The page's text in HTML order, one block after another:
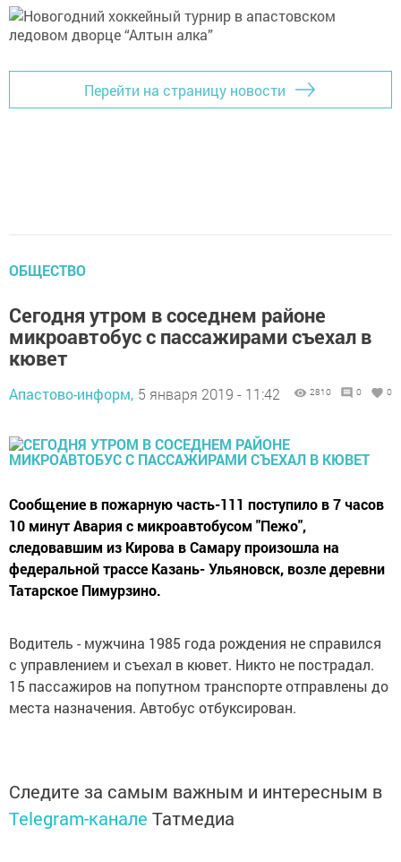
Перейти на страницу новости
ОБЩЕСТВО
Сегодня утром в соседнем районе
микроавтобус с пассажирами съехал в
кювет
Апастово-информ, 5 января 2019 - 11:42 2810 0 0
Сообщение в пожарную часть-111 поступило в 7 часов
10 минут Авария с микроавтобусом "Пежо",
следовавшим из Кирова в Самару произошла на
федеральной трассе Казань- Ульяновск, возле деревни
Татарское Пимурзино.
Водитель - мужчина 1985 года рождения не справился
с управлением и съехал в кювет. Никто не пострадал.
15 пассажиров на попутном транспорте отправлены до
места назначения. Автобус отбуксирован.
Следите за самым важным и интересным в
Telegram-канале Татмедиа